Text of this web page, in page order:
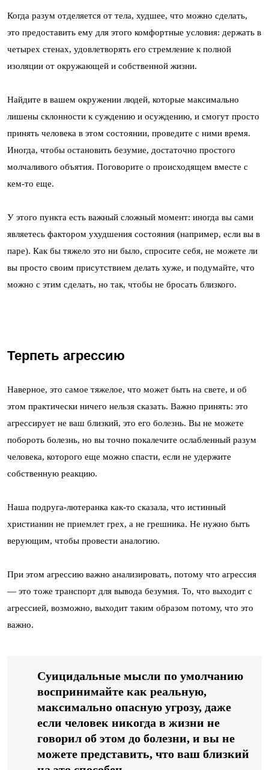
Когда разум отделяется от тела, худшее, что можно сделать,
это предоставить ему для этого комфортные условия: держать в
четырех стенах, удовлетворять его стремление к полной
изоляции от окружающей и собственной жизни.
Найдите в вашем окружении людей, которые максимально
лишены склонности к суждению и осуждению, и смогут просто
принять человека в этом состоянии, проведите с ними время.
Иногда, чтобы остановить безумие, достаточно простого
молчаливого объятия. Поговорите о происходящем вместе с
кем-то еще.
У этого пункта есть важный сложный момент: иногда вы сами
являетесь фактором ухудшения состояния (например, если вы в
паре). Как бы тяжело это ни было, спросите себя, не можете ли
вы просто своим присутствием делать хуже, и подумайте, что
можно с этим сделать, но так, чтобы не бросать близкого.
Терпеть агрессию
Наверное, это самое тяжелое, что может быть на свете, и об
этом практически ничего нельзя сказать. Важно принять: это
агрессирует не ваш близкий, это его болезнь. Вы не можете
побороть болезнь, но вы точно покалечите ослабленный разум
человека, которого еще можно спасти, если не удержите
собственную реакцию.
Наша подруга-лютеранка как-то сказала, что истинный
христианин не приемлет грех, а не грешника. Не нужно быть
верующим, чтобы провести аналогию.
При этом агрессию важно анализировать, потому что агрессия
— это тоже транспорт для вывода безумия. То, что выходит с
агрессией, возможно, выходит таким образом потому, что это
важно.
Суицидальные мысли по умолчанию
воспринимайте как реальную,
максимально опасную угрозу, даже
если человек никогда в жизни не
говорил об этом до болезни, и вы не
можете представить, что ваш близкий